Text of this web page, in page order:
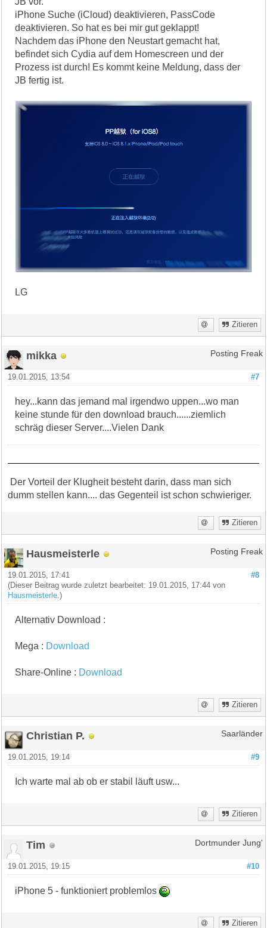
iPhone Suche (iCloud) deaktivieren, PassCode
deaktivieren. So hat es bei mir gut geklappt!
Nachdem das iPhone den Neustart gemacht hat,
befindet sich Cydia auf dem Homescreen und der
Prozess ist durch! Es kommt keine Meldung, dass der
JB fertig ist.
LG
Zitieren
mikka Posting Freak
#7
19.01.2015, 13:54
hey...kann das jemand mal irgendwo uppen...wo man
keine stunde für den download brauch......ziemlich
schräg dieser Server....Vielen Dank
Der Vorteil der Klugheit besteht darin, dass man sich
dumm stellen kann.... das Gegenteil ist schon schwieriger.
Zitieren
Hausmeisterle Posting Freak
#8
19.01.2015, 17:41
(Dieser Beitrag wurde zuletzt bearbeitet: 19.01.2015, 17:44 von
Hausmeisterle.)
Alternativ Download :
Mega : Download
Share-Online : Download
Zitieren
Christian P. Saarländer
#9
19.01.2015, 19:14
Ich warte mal ab ob er stabil läuft usw...
Zitieren
Tim Dortmunder Jung'
#10
19.01.2015, 19:15
iPhone 5 - funktioniert problemlos
Zitieren